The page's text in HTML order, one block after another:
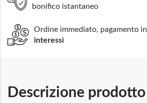
bonifico istantaneo
Ordine immediato, pagamento in
interessi
Descrizione prodotto